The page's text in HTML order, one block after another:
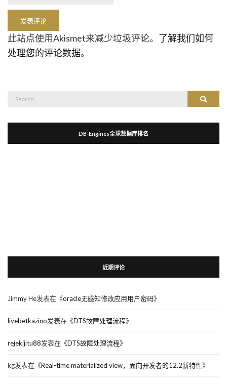
此站点使用Akismet来减少垃圾评论。 了解我们如何
处理您的评论数据。
Search
DB-Engines全球数据库排名
近期评论
Jimmy He发表在《oracle无感知修改应用用户密码》
livebetkazino发表在《DTS故障处理流程》
rejekijitu88发表在《DTS故障处理流程》
kg发表在《Real-time materialized view，面向开发者的12.2新特性》